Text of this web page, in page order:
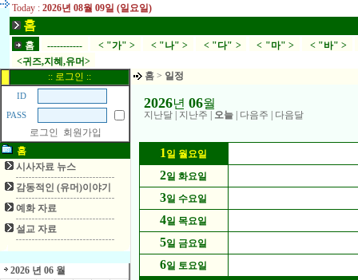
Today : 2026년 08월 09일 (일요일)
홈
홈 ----------- < "가" > < "나" > < "다" > < "마" > < "바" >
<귀즈,지혜,유머>
:: 로그인 ::
ID
PASS
로그인
회원가입
홈
시사자료 뉴스
감동적인 (유머)이야기
예화 자료
설교 자료
2026 년 06 월
홈 > 일정
2026년 06월
지난달 지난주 오늘 다음주 다음달
1 일 월요일
2일 화요일
3일 수요일
4일 목요일
5일 금요일
6일 토요일